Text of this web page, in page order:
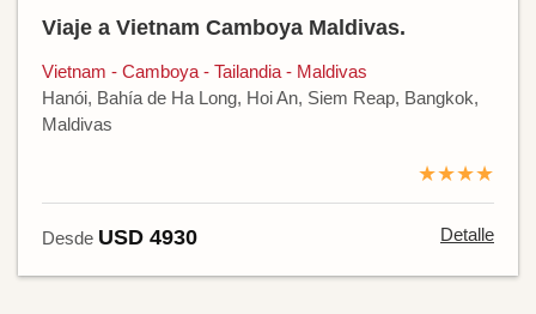
Viaje a Vietnam Camboya Maldivas.
Vietnam - Camboya - Tailandia - Maldivas
Hanói, Bahía de Ha Long, Hoi An, Siem Reap, Bangkok,
Maldivas
★★★★
Desde USD 4930 Detalle